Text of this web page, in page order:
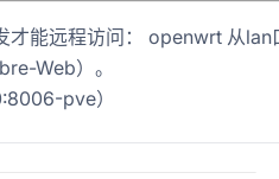
能远程访问： openwrt 从lan
Web）。
pve）